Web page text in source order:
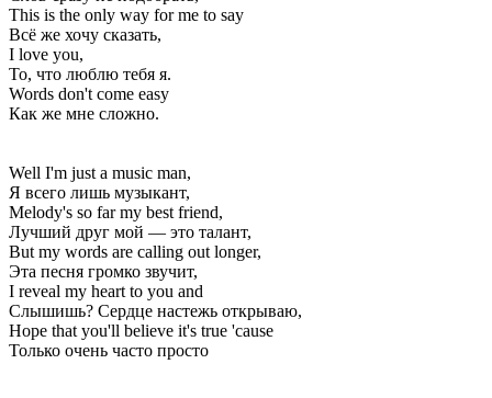
This is the only way for me to say
Всё же хочу сказать,
I love you,
То, что люблю тебя я.
Words don't come easy
Как же мне сложно.
Well I'm just a music man,
Я всего лишь музыкант,
Melody's so far my best friend,
Лучший друг мой — это талант,
But my words are calling out longer,
Эта песня громко звучит,
I reveal my heart to you and
Слышишь? Сердце настежь открываю,
Hope that you'll believe it's true 'cause
Только очень часто просто